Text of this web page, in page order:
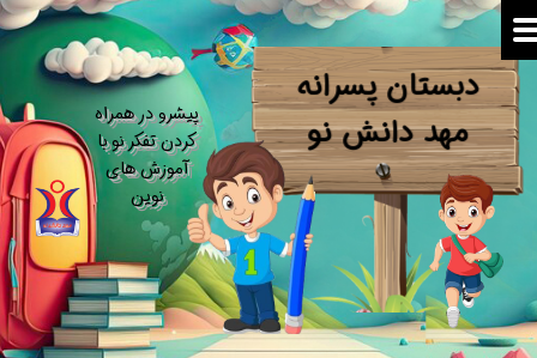
دبستان پسرانه
​​​​​​​مهد دانش نو
​پیشرو در همراه
کردن تفکر نو​​​​​​​ با
آموزش های
نوین